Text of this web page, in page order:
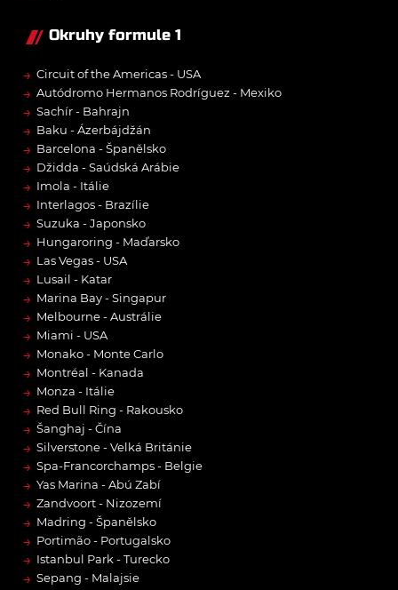
Okruhy formule 1
→ Circuit of the Americas - USA
→ Autódromo Hermanos Rodríguez - Mexiko
→ Sachír - Bahrajn
→ Baku - Ázerbájdžán
→ Barcelona - Španělsko
→ Džidda - Saúdská Arábie
→ Imola - Itálie
→ Interlagos - Brazílie
→ Suzuka - Japonsko
→ Hungaroring - Maďarsko
→ Las Vegas - USA
→ Lusail - Katar
→ Marina Bay - Singapur
→ Melbourne - Austrálie
→ Miami - USA
→ Monako - Monte Carlo
→ Montréal - Kanada
→ Monza - Itálie
→ Red Bull Ring - Rakousko
→ Šanghaj - Čína
→ Silverstone - Velká Británie
→ Spa-Francorchamps - Belgie
→ Yas Marina - Abú Zabí
→ Zandvoort - Nizozemí
→ Madring - Španělsko
→ Portimão - Portugalsko
→ Istanbul Park - Turecko
→ Sepang - Malajsie